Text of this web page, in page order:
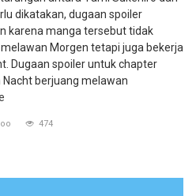
dikatakan, dugaan spoiler
karena manga tersebut tidak
Morgen tetapi juga bekerja
Dugaan spoiler untuk chapter
berjuang melawan
474